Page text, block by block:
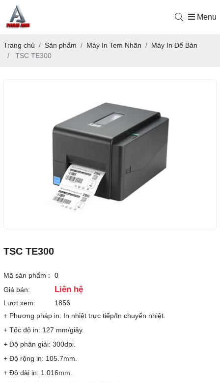
Menu
Trang chủ Sản phẩm Máy In Tem Nhãn
Máy In Để Bàn
TSC TE300
TSC TE300
Mã sản phẩm :
0
Giá bán:
Liên hệ
Lượt xem:
1856
+ Phương pháp in: In nhiệt trực tiếp/In chuyển nhiệt.
+ Tốc độ in: 127 mm/giây.
+ Độ phân giải: 300dpi.
+ Độ rộng in: 105.7mm.
+ Độ dài in: 1.016mm.